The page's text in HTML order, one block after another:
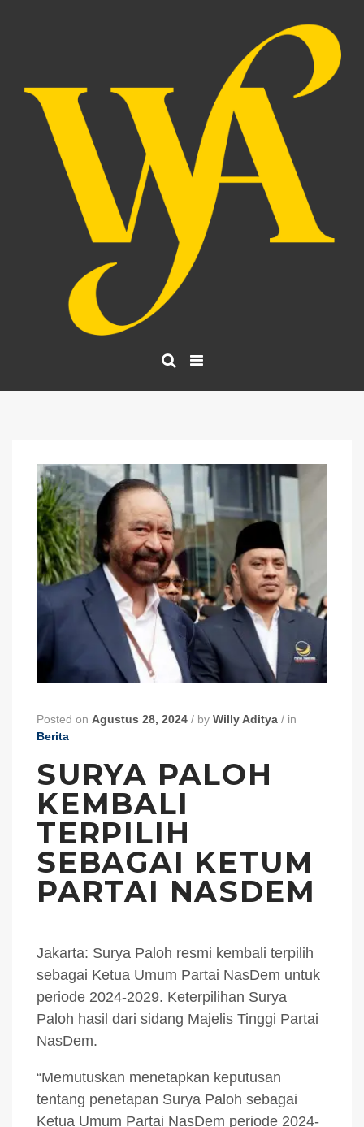
Posted on Agustus 28, 2024 / by Willy Aditya / in
Berita
SURYA PALOH
KEMBALI
TERPILIH
SEBAGAI KETUM
PARTAI NASDEM
Jakarta: Surya Paloh resmi kembali terpilih
sebagai Ketua Umum Partai NasDem untuk
periode 2024-2029. Keterpilihan Surya
Paloh hasil dari sidang Majelis Tinggi Partai
NasDem.
“Memutuskan menetapkan keputusan
tentang penetapan Surya Paloh sebagai
Ketua Umum Partai NasDem periode 2024-